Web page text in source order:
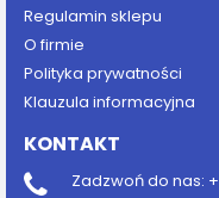
Regulamin sklepu
O firmie
Polityka prywatności
Klauzula informacyjna
KONTAKT
Zadzwoń do nas: